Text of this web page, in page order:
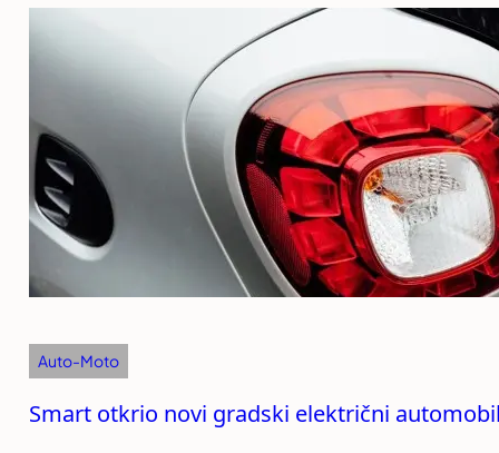
Auto-Moto
Smart otkrio novi gradski električni